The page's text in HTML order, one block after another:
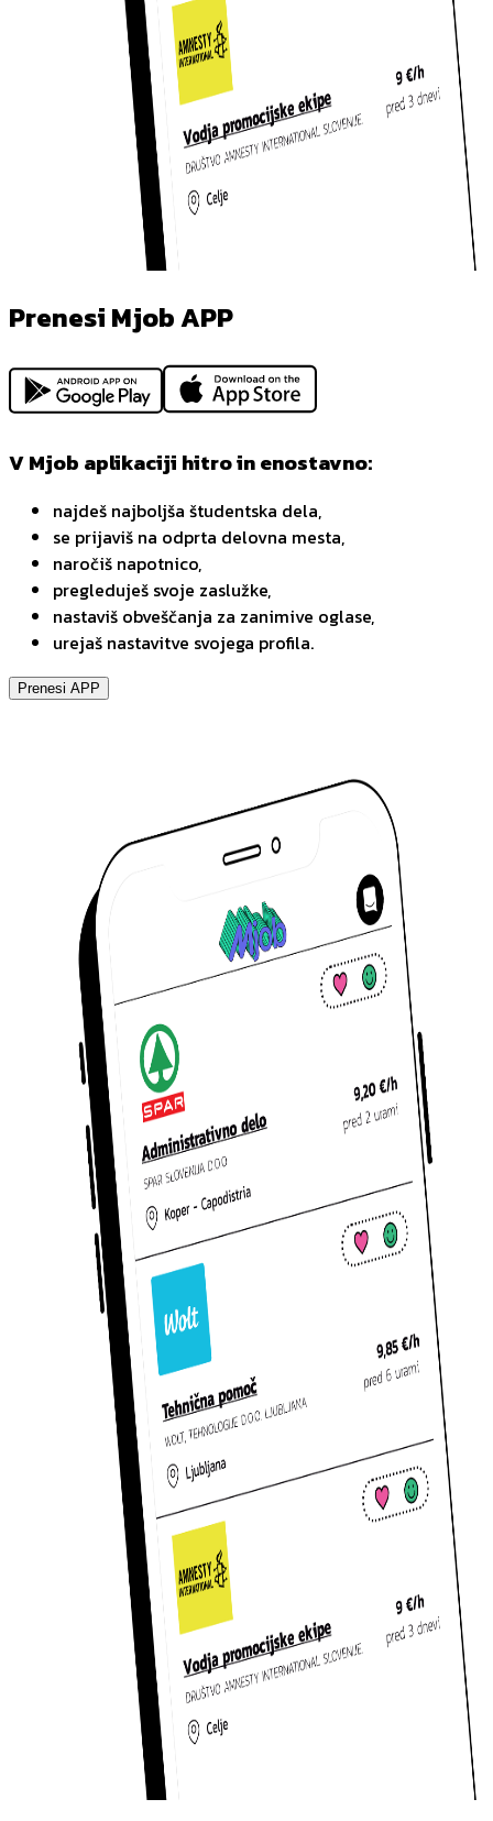
Prenesi Mjob APP
V Mjob aplikaciji hitro in enostavno:
najdeš najboljša študentska dela,
se prijaviš na odprta delovna mesta,
naročiš napotnico,
pregleduješ svoje zaslužke,
nastaviš obveščanja za zanimive oglase,
urejaš nastavitve svojega profila.
Prenesi APP